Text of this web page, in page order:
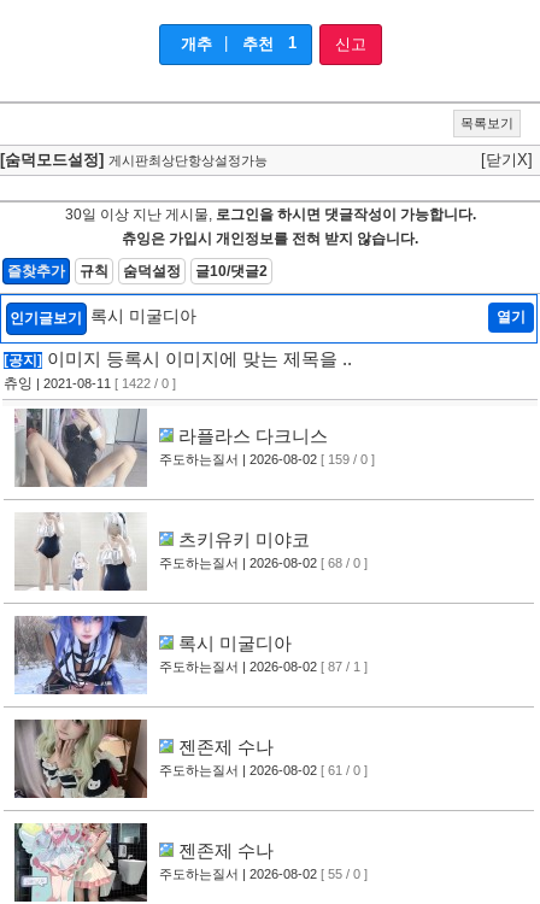
개추 추천 1 신고
목록보기
[숨덕모드설정] 게시판최상단항상설정가능 [닫기X]
30일 이상 지난 게시물, 로그인을 하시면 댓글작성이 가능합니다.
츄잉은 가입시 개인정보를 전혀 받지 않습니다.
즐찾추가
규칙 숨덕설정 글10/댓글2
인기글보기 록시 미굴디아 열기
[공지] 이미지 등록시 이미지에 맞는 제목을 ..
츄잉 | 2021-08-11 [ 1422 / 0 ]
라플라스 다크니스
주도하는질서 | 2026-08-02 [ 159 / 0 ]
츠키유키 미야코
주도하는질서 | 2026-08-02 [ 68 / 0 ]
록시 미굴디아
주도하는질서 | 2026-08-02 [ 87 / 1 ]
젠존제 수나
주도하는질서 | 2026-08-02 [ 61 / 0 ]
젠존제 수나
주도하는질서 | 2026-08-02 [ 55 / 0 ]